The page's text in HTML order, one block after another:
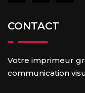
CONTACT
Votre imprimeur
communication